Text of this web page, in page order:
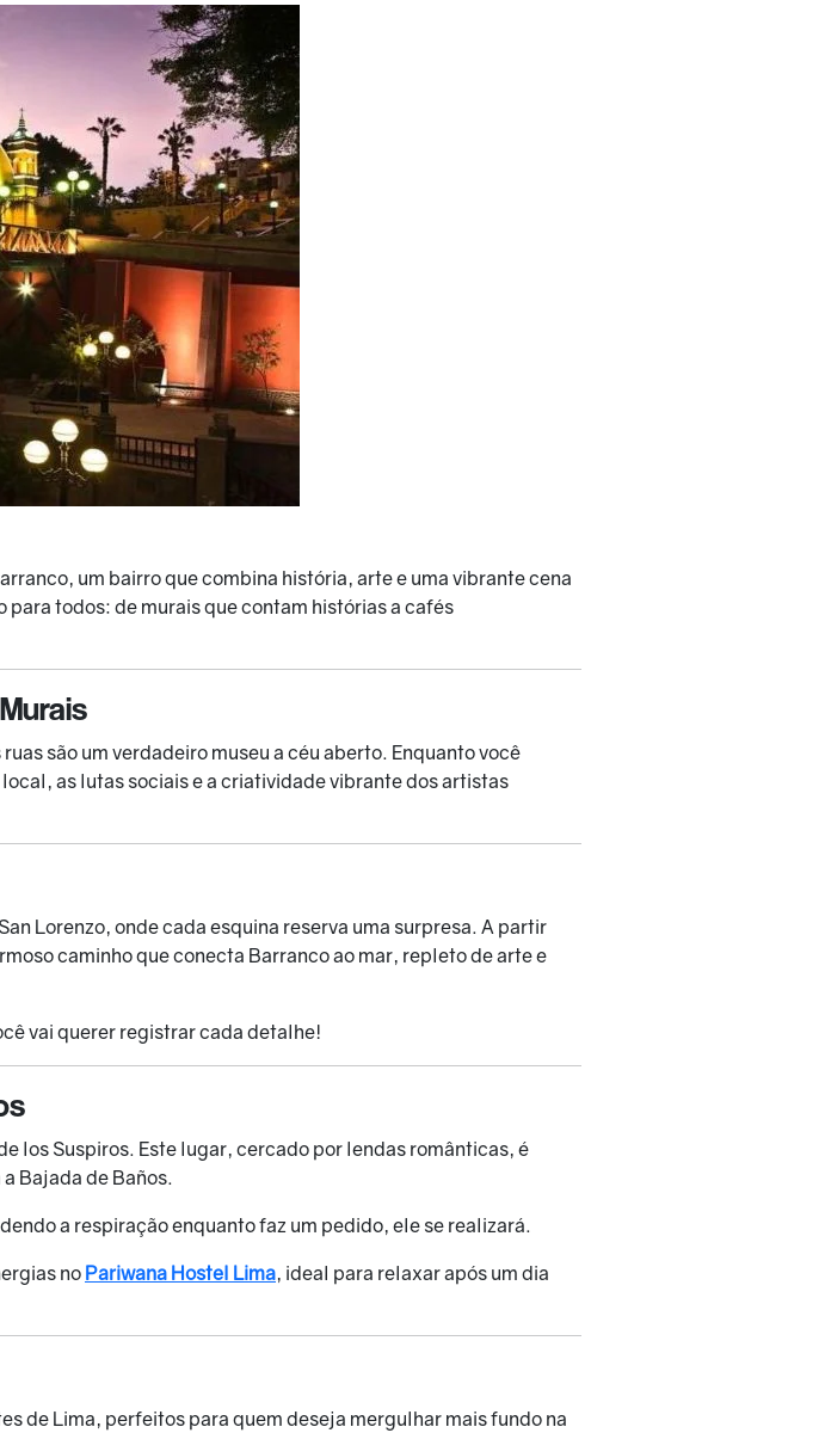
um bairro que combina história, arte e uma vibrante cena
todos: de murais que contam histórias a cafés
são um verdadeiro museu a céu aberto. Enquanto você
as lutas sociais e a criatividade vibrante dos artistas
Lorenzo, onde cada esquina reserva uma surpresa. A partir
caminho que conecta Barranco ao mar, repleto de arte e
vai querer registrar cada detalhe!
los Suspiros. Este lugar, cercado por lendas românticas, é
Bajada de Baños.
a respiração enquanto faz um pedido, ele se realizará.
no Pariwana Hostel Lima, ideal para relaxar após um dia
de Lima, perfeitos para quem deseja mergulhar mais fundo na